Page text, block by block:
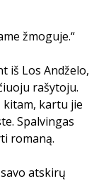
žmoguje.“
iš Los Andželo,
rašytoju.
kartu jie
Spalvingas
romaną.
atskirų